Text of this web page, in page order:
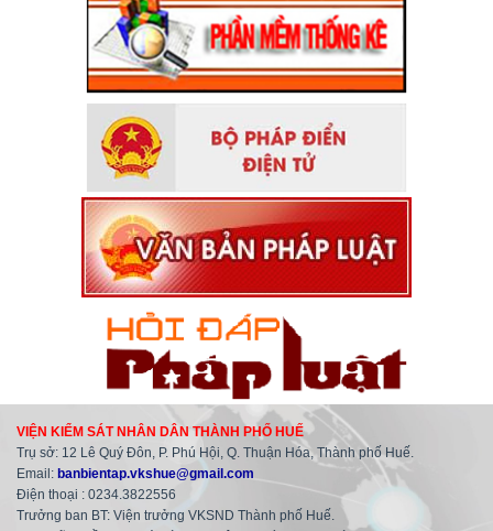
VIỆN KIỂM SÁT NHÂN DÂN THÀNH PHỐ HUẾ
Trụ sở: 12 Lê Quý Đôn, P. Phú Hội, Q. Thuận Hóa, Thành phố Huế.
Email: banbientap.vkshue@gmail.com
Điện thoại : 0234.3822556
Trưởng ban BT: Viện trưởng VKSND Thành phố Huế.